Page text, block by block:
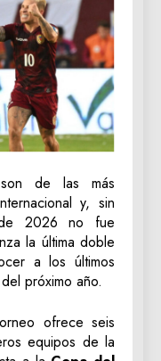
son de las más
y, sin
2026 no fue
la última doble
a los últimos
próximo año.
ofrece seis
equipos de la